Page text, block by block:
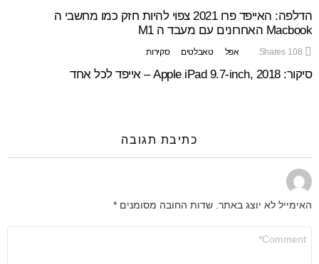
הדלפה: האייפד פרו 2021 צפוי להיות חזק כמו מחשבי ה
Macbook האחרונים עם מעבד ה M1
108
Shares אפל טאבלטים סקירות
סיקור: Apple iPad 9.7-inch, 2018 – אייפד לכל אחד
כתיבת תגובה
האימייל לא יוצג באתר. שדות החובה מסומנים *
שלך